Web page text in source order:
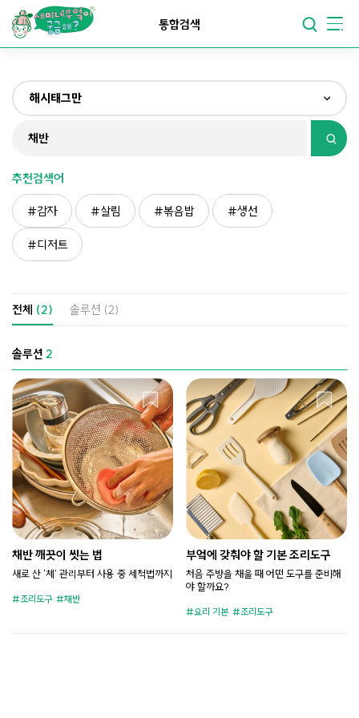
맛있어지는부엌
요리가쉬워지는부엌
통합검색
해시태그만
전체
재료만
해시태그만
추천검색어
감자 살림 볶음밥 생선
디저트
전체 (2) 솔루션 (2)
솔루션 2
채반 깨끗이 씻는 법
새로 산 '체' 관리부터 사용 중 세척법까지
조리도구 채반
부엌에 갖춰야 할 기본 조리도구
처음 주방을 채울 때 어떤 도구를 준비해
야 할까요?
요리 기본 조리도구